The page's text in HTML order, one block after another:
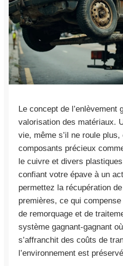
Le concept de l’enlèvement
valorisation des matériaux.
vie, même s’il ne roule plus,
composants précieux
le cuivre et divers
confiant votre épave à un
permettez la récupération
premières, ce qui
de remorquage et de
système gagnant-gagnant
s’affranchit des coûts de
l’environnement est